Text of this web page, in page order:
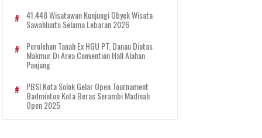
41.448 Wisatawan Kunjungi Obyek Wisata
Sawahlunto Selama Lebaran 2026
Perolehan Tanah Ex HGU PT. Danau Diatas
Makmur Di Area Convention Hall Alahan
Panjang
PBSI Kota Solok Gelar Open Tournament
Badminton Kota Beras Serambi Madinah
Open 2025